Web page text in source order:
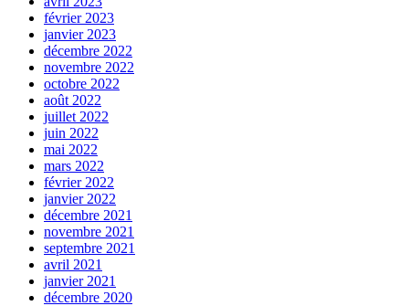
février 2023
janvier 2023
décembre 2022
novembre 2022
octobre 2022
août 2022
juillet 2022
juin 2022
mai 2022
mars 2022
février 2022
janvier 2022
décembre 2021
novembre 2021
septembre 2021
avril 2021
janvier 2021
décembre 2020